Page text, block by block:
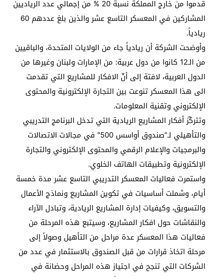
قدموا من خارج المملكة نسبة 20 % من إجمالي عدد الرياديين
المشاركين في المعسكر التاسع عشر والذين بلغ عددهم 60
ريادياً.
وأوضحت الشركة أن ريادياً جاء من الولايات المتحدة، والباقيين
من الـ12 كانوا من دول عربية: من الإمارات ولبنان وغيرها من
الدول العربية، لافتة إلى أنّ الافكار للمشاريع التي تقدمت
الى هذا المعسكر تنوعت بين التجارة الإلكترونية والمحتوى
الإلكتروني وتقنية المعلومات.
وتتركّز أفكار المشاريع الريادية التي تدخل البرنامج التدريبي
والتأهيلي لـ”صندوق أواسس 500″ في مجالات الاتصالات
والبرمجيات والإعلام الرقمي والمحتوى الإلكتروني والتجارة
الإلكترونية وتطبيقات الهاتف الخلوي.
واستمرت فعاليات المعسكر التدريبي التاسع عشر مدة خمسة
أيام، وشملت أساسيات في تكوين المشاريع ونماذج الأعمال
والتسويق، وكيفيات إدارة المشاريع الريادية، وتبادل الآراء
والنقاشات حول افكار المشاريع، وسيتبع هذه المرحلة من
فعاليات هذا المعسكر عدة مراحل من التأهيل وصولاً إلى
مرحلة اتخاذ قرارات من قبل الصندوق بالاستثمار في عدد من
الشركات التي تنجح في اجتياز هذه المراحل وحضانة في